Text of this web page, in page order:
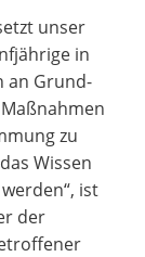
unser
in
an Grund-
zu
Wissen
ist
der